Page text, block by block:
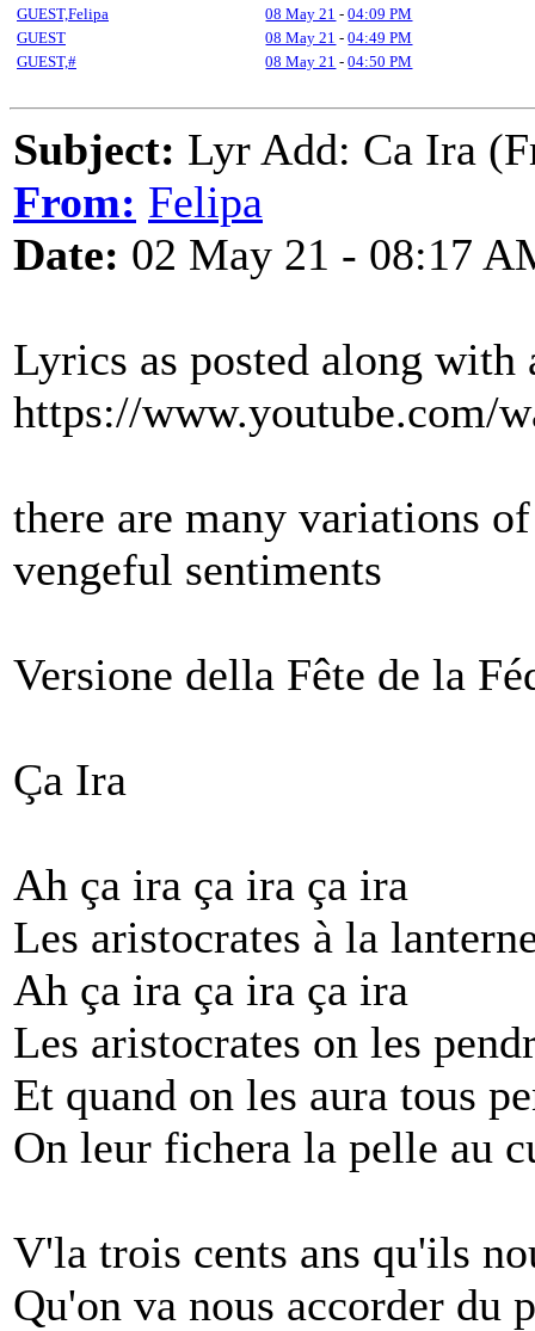
GUEST,Felipa
08 May 21 -04:09 PM
GUEST
08 May 21 -04:49 PM
GUEST,#
08 May 21 -04:50 PM
Subject: Lyr Add: Ca Ira
From: Felipa
Date: 02 May 21 - 08:17
Lyrics as posted along
https://www.youtube.com/
there are many variations
vengeful sentiments
Versione della Fête de la
Ça Ira
Ah ça ira ça ira ça ira
Les aristocrates à la
Ah ça ira ça ira ça ira
Les aristocrates on les
Et quand on les aura tous
On leur fichera la pelle au
V'la trois cents ans qu'ils
Qu'on va nous accorder du p